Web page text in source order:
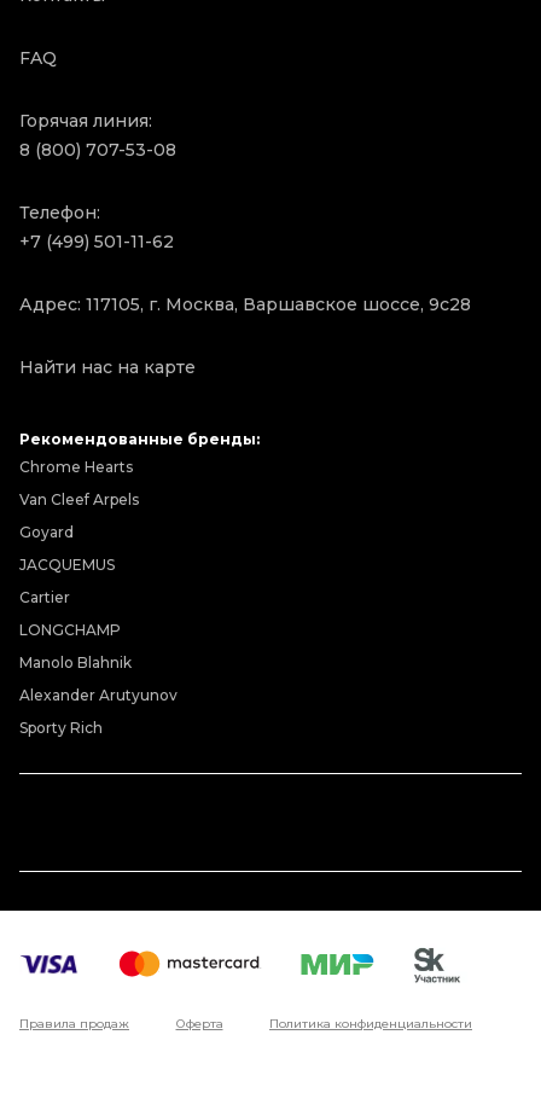
FAQ
Горячая линия:
8 (800) 707-53-08
Телефон:
+7 (499) 501-11-62
Адрес: 117105, г. Москва, Варшавское шоссе, 9с28
Найти нас на карте
Рекомендованные бренды:
Chrome Hearts
Van Cleef Arpels
Goyard
JACQUEMUS
Cartier
LONGCHAMP
Manolo Blahnik
Alexander Arutyunov
Sporty Rich
Правила продаж Оферта Политика конфиденциальности